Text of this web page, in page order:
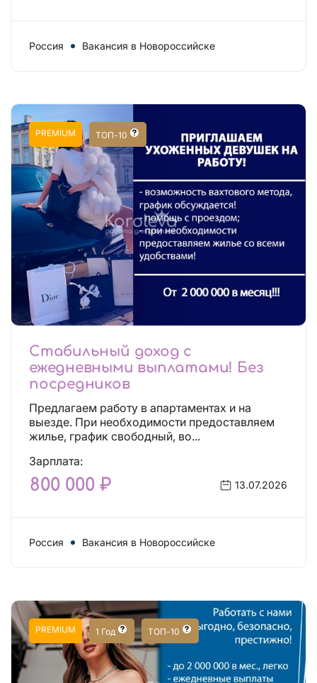
Россия Вакансия в Новороссийске
PREMIUM ТОП-10
Стабильный доход с
ежедневными выплатами! Без
посредников
Предлагаем работу в апартаментах и на
выезде. При необходимости предоставляем
жилье, график свободный, во...
Зарплата:
800 000 ₽ 13.07.2026
Россия Вакансия в Новороссийске
PREMIUM 1 Год ТОП-10